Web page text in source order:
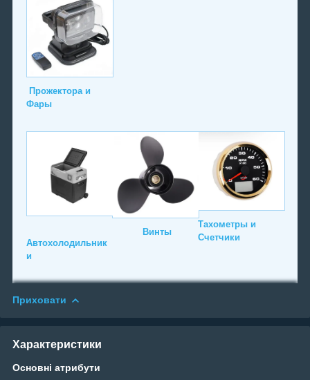
Прожектора и
Фары
Автохолодильник
и
Винты
Тахометры и
Счетчики
Приховати
Характеристики
Основні атрибути